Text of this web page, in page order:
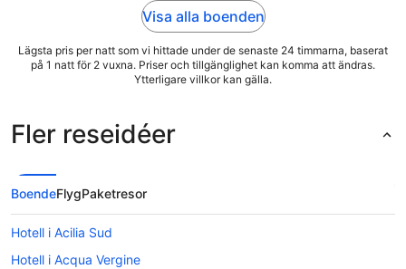
Visa alla boenden
Lägsta pris per natt som vi hittade under de senaste 24 timmarna, baserat
på 1 natt för 2 vuxna. Priser och tillgänglighet kan komma att ändras.
Ytterligare villkor kan gälla.
Fler reseidéer
BoendeFlygPaketresor
Hotell i Acilia Sud
Hotell i Acqua Vergine